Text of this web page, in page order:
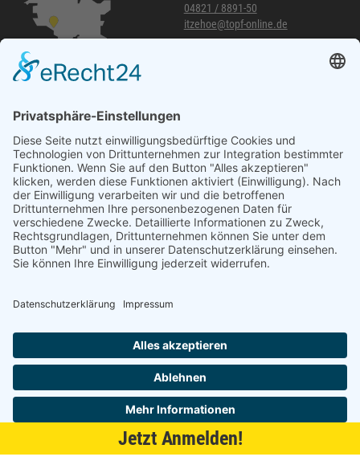
Jetzt Anmelden!
04821 / 8891-50
itzehoe@topf-online.de
040 / 21 04 04 04-04
glinde@topf-online.de
Öffnungszeiten und mehr
Desktop-Version